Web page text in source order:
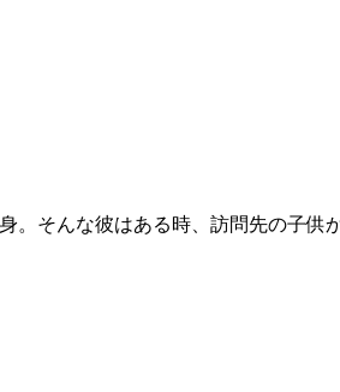
そんな彼はある時、訪問先の子